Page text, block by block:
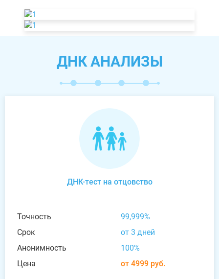
ДНК АНАЛИЗЫ
ДНК-тест на отцовство
Точность
99,999%
Срок
от 3 дней
Анонимность
100%
Цена
от 4999 руб.